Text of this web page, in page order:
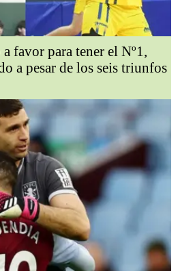
favor para tener el Nº1,
a pesar de los seis triunfos